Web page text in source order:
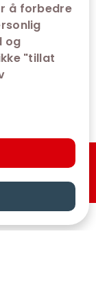
å forbedre
og
"tillat
Hurtigkjøp